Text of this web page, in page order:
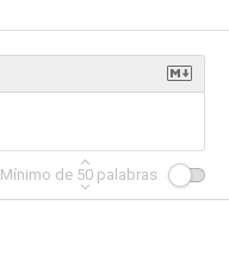
Mínimo de 50 palabras